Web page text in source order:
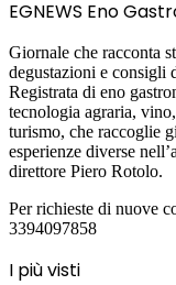
EGNEWS Eno
Giornale che racconta
degustazioni e consigli
Registrata di eno
tecnologia agraria,
turismo, che raccoglie
esperienze diverse
direttore Piero Rotolo.
Per richieste di nuove
3394097858
I più visti